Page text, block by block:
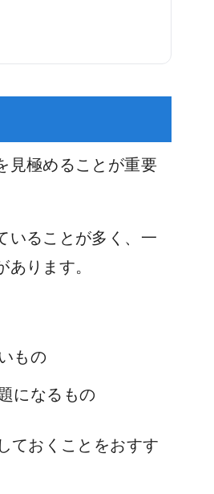
見極めることが重要
いることが多く、一
ります。
もの
になるもの
ておくことをおすす